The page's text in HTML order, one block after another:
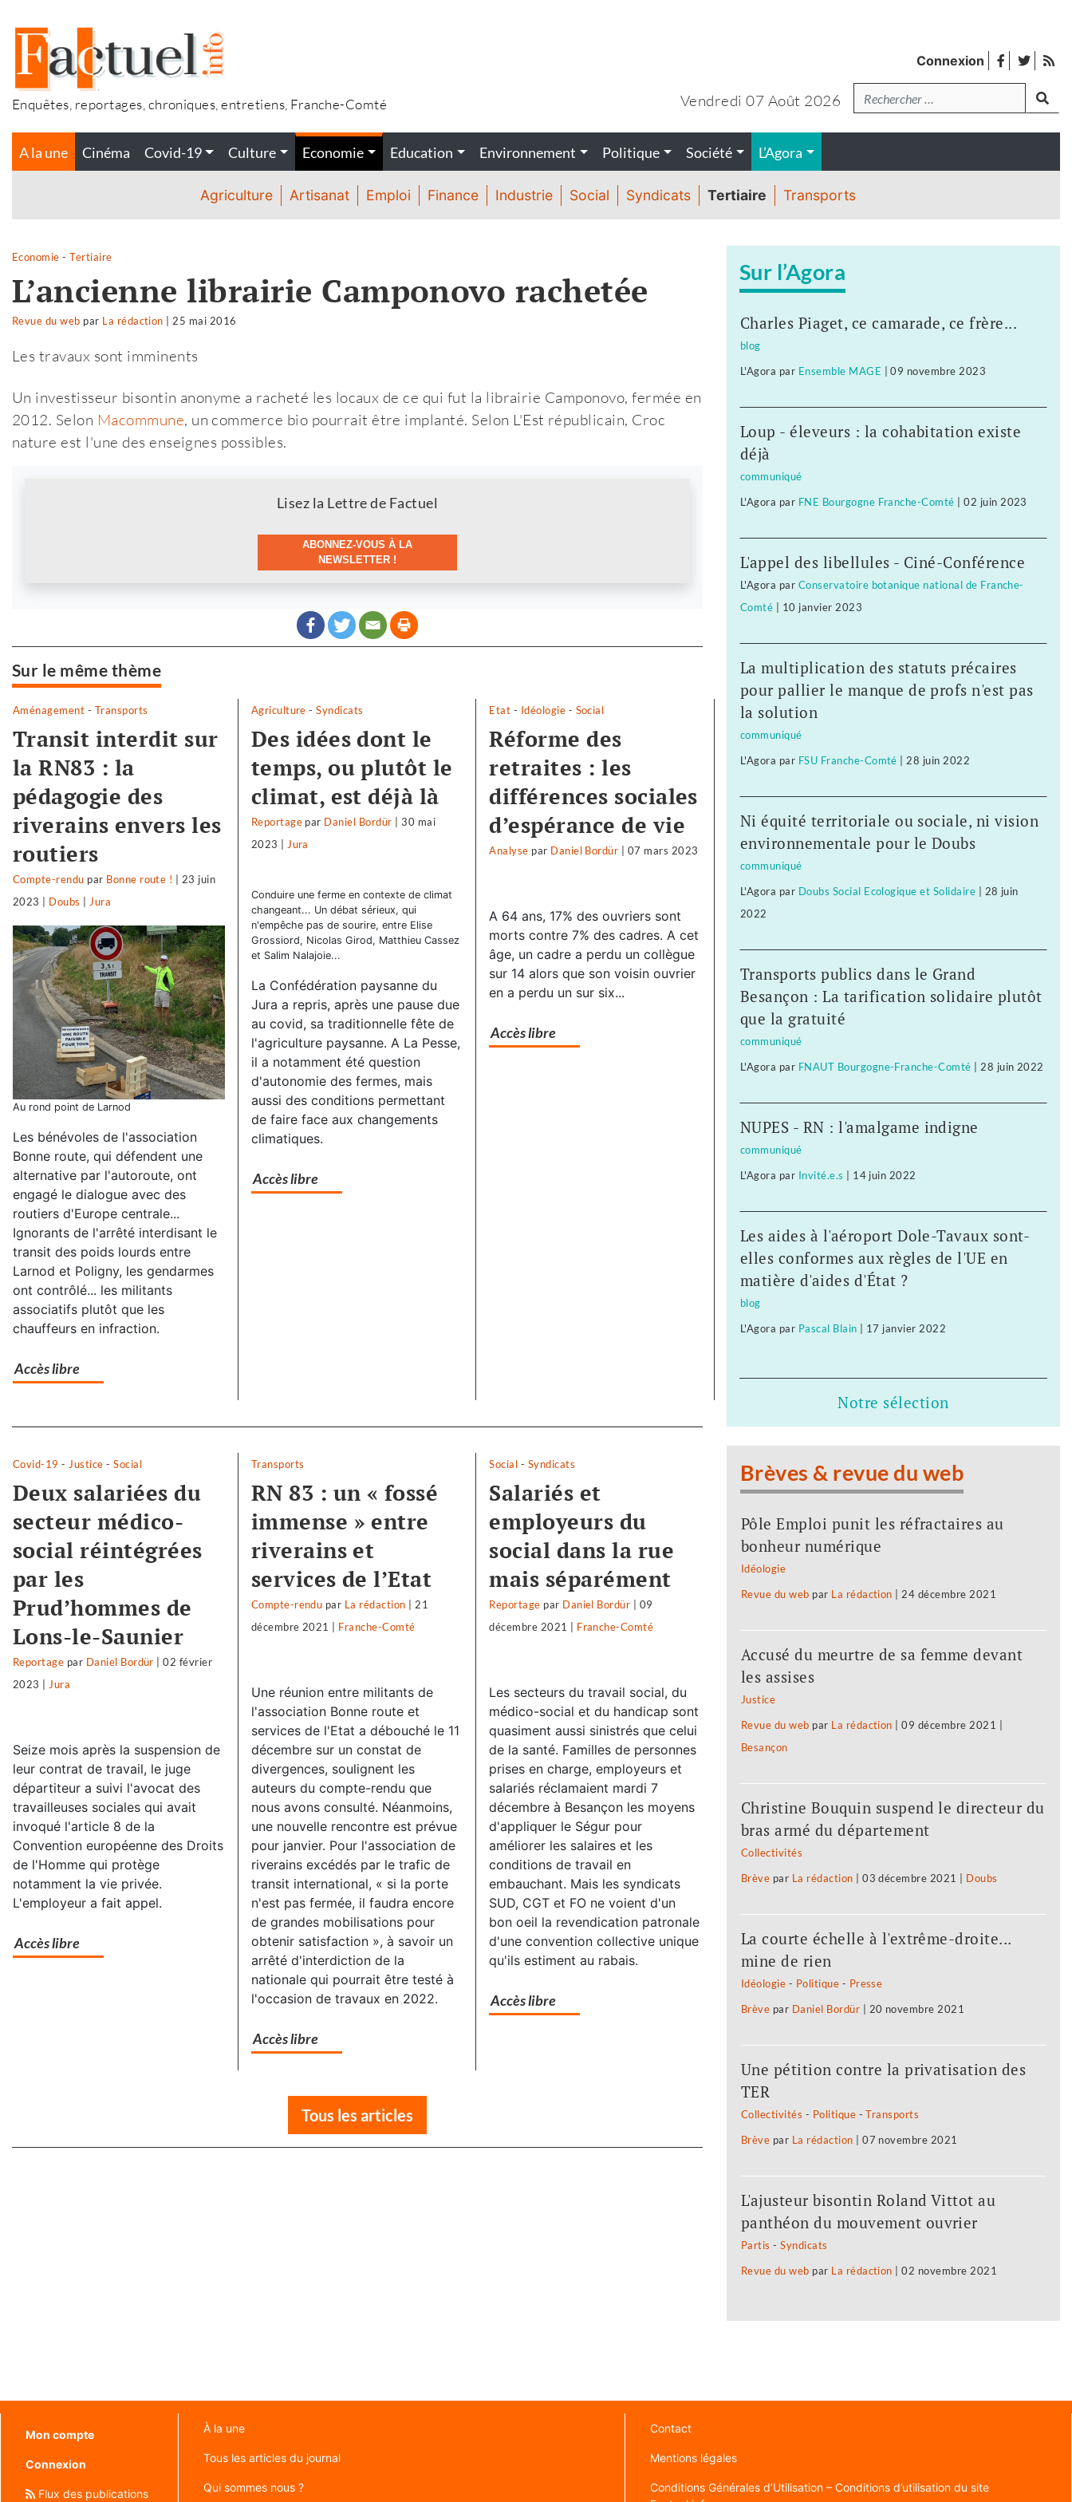
contenu
Enquêtes, reportages, chroniques, entretiens, Franche-Comté
Connexion facebook
twitter
Vendredi 07 Août 2026Recherche
A la une Cinéma Covid-19 Culture Economie
Agriculture Artisanat Emploi Finance Industrie Social Syndicats Tertiaire Transports
Education Environnement Politique Société L’Agora
Economie -Tertiaire
L’ancienne librairie Camponovo rachetée
Revue du web par La rédaction 25 mai 2016
Les travaux sont imminents
Un investisseur bisontin anonyme a racheté les locaux de ce qui fut la librairie Camponovo, fermée en
2012. Selon Macommune, un commerce bio pourrait être implanté. Selon L'Est républicain, Croc
nature est l'une des enseignes possibles.
Lisez la Lettre de Factuel
ABONNEZ-VOUS À LA
NEWSLETTER !
Sur le même thème
Aménagement - Transports
Transit interdit sur
la RN83 : la
pédagogie des
riverains envers les
routiers
Compte-rendu par Bonne route !
23 juin
2023
Doubs |Jura
Au rond point de Larnod
Les bénévoles de l'association
Bonne route, qui défendent une
alternative par l'autoroute, ont
engagé le dialogue avec des
routiers d'Europe centrale...
Ignorants de l'arrêté interdisant le
transit des poids lourds entre
Larnod et Poligny, les gendarmes
ont contrôlé... les militants
associatifs plutôt que les
chauffeurs en infraction.
Accès libre
Agriculture -Syndicats
Des idées dont le
temps, ou plutôt le
climat, est déjà là
Reportage par Daniel Bordür |30 mai
2023 |Jura
Conduire une ferme en contexte de climat
changeant... Un débat sérieux, qui
n'empêche pas de sourire, entre Elise
Grossiord, Nicolas Girod, Matthieu Cassez
et Salim Nalajoie...
La Confédération paysanne du
Jura a repris, après une pause due
au covid, sa traditionnelle fête de
l'agriculture paysanne. A La Pesse,
il a notamment été question
d'autonomie des fermes, mais
aussi des conditions permettant
de faire face aux changements
climatiques.
Accès libre
Etat - Idéologie - Social
Réforme des
retraites : les
différences sociales
d’espérance de vie
Analyse par Daniel Bordür 07 mars 2023
A 64 ans, 17% des ouvriers sont
morts contre 7% des cadres. A cet
âge, un cadre a perdu un collègue
sur 14 alors que son voisin ouvrier
en a perdu un sur six...
Accès libre
Separateur
Covid-19 - Justice -Social
Deux salariées du
secteur médico-
social réintégrées
par les
Prud’hommes de
Lons-le-Saunier
Reportage par Daniel Bordür |02 février
2023
Jura
Seize mois après la suspension de
leur contrat de travail, le juge
départiteur a suivi l'avocat des
travailleuses sociales qui avait
invoqué l'article 8 de la
Convention européenne des Droits
de l'Homme qui protège
notamment la vie privée.
L'employeur a fait appel.
Accès libre
Transports
RN 83 : un « fossé
immense » entre
riverains et
services de l’Etat
Compte-rendu par La rédaction
21
décembre 2021
Franche-Comté
Une réunion entre militants de
l'association Bonne route et
services de l'Etat a débouché le 11
décembre sur un constat de
divergences, soulignent les
auteurs du compte-rendu que
nous avons consulté. Néanmoins,
une nouvelle rencontre est prévue
pour janvier. Pour l'association de
riverains excédés par le trafic de
transit international, « si la porte
n'est pas fermée, il faudra encore
de grandes mobilisations pour
obtenir satisfaction », à savoir un
arrêté d'interdiction de la
nationale qui pourrait être testé à
l'occasion de travaux en 2022.
Accès libre
Social - Syndicats
Salariés et
employeurs du
social dans la rue
mais séparément
Reportage par Daniel Bordür
09
décembre 2021
Franche-Comté
Les secteurs du travail social, du
médico-social et du handicap sont
quasiment aussi sinistrés que celui
de la santé. Familles de personnes
prises en charge, employeurs et
salariés réclamaient mardi 7
décembre à Besançon les moyens
d'appliquer le Ségur pour
améliorer les salaires et les
conditions de travail en
embauchant. Mais les syndicats
SUD, CGT et FO ne voient d'un
bon oeil la revendication patronale
d'une convention collective unique
qu'ils estiment au rabais.
Accès libre
Tous les articles
Sur l’Agora
Charles Piaget, ce camarade, ce frère...
blog
L'Agora par Ensemble MAGE |09 novembre 2023
Loup - éleveurs : la cohabitation existe
déjà
communiqué
L'Agora par FNE Bourgogne Franche-Comté |02 juin 2023
L'appel des libellules - Ciné-Conférence
L'Agora par Conservatoire botanique national de Franche-
Comté
10 janvier 2023
La multiplication des statuts précaires
pour pallier le manque de profs n'est pas
la solution
communiqué
L'Agora par FSU Franche-Comté 28 juin 2022
Ni équité territoriale ou sociale, ni vision
environnementale pour le Doubs
communiqué
L'Agora par Doubs Social Ecologique et Solidaire
28 juin
2022
Transports publics dans le Grand
Besançon : La tarification solidaire plutôt
que la gratuité
communiqué
L'Agora par FNAUT Bourgogne-Franche-Comté 28 juin 2022
NUPES - RN : l'amalgame indigne
communiqué
L'Agora par Invité.e.s 14 juin 2022
Les aides à l'aéroport Dole-Tavaux sont-
elles conformes aux règles de l'UE en
matière d'aides d'État ?
blog
L'Agora par Pascal Blain 17 janvier 2022
Notre sélection
Brèves & revue du web
Pôle Emploi punit les réfractaires au
bonheur numérique
Idéologie
Revue du web par La rédaction 24 décembre 2021
Accusé du meurtre de sa femme devant
les assises
Justice
Revue du web par La rédaction |09 décembre 2021
Besançon
Christine Bouquin suspend le directeur du
bras armé du département
Collectivités
Brève par La rédaction |03 décembre 2021 Doubs
La courte échelle à l'extrême-droite...
mine de rien
Idéologie - Politique - Presse
Brève par Daniel Bordür 20 novembre 2021
Une pétition contre la privatisation des
TER
Collectivités - Politique -Transports
Brève par La rédaction |07 novembre 2021
L'ajusteur bisontin Roland Vittot au
panthéon du mouvement ouvrier
Partis -Syndicats
Revue du web par La rédaction |02 novembre 2021
Mon compte
Connexion
Flux des publications
À la une
Tous les articles du journal
Qui sommes nous ?
Contact
Mentions légales
Conditions Générales d’Utilisation – Conditions d’utilisation du site